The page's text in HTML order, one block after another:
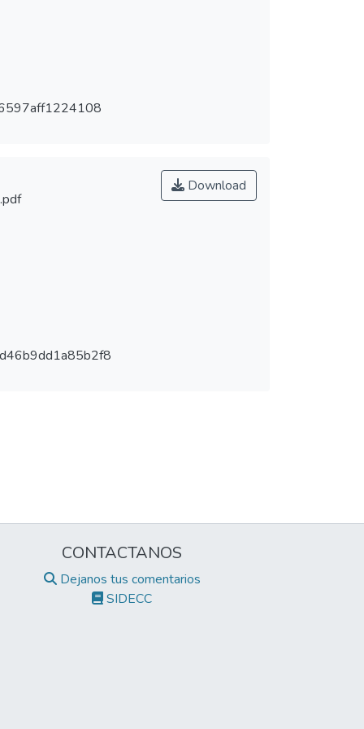
Download
CONTACTANOS
Dejanos tus comentarios
SIDECC